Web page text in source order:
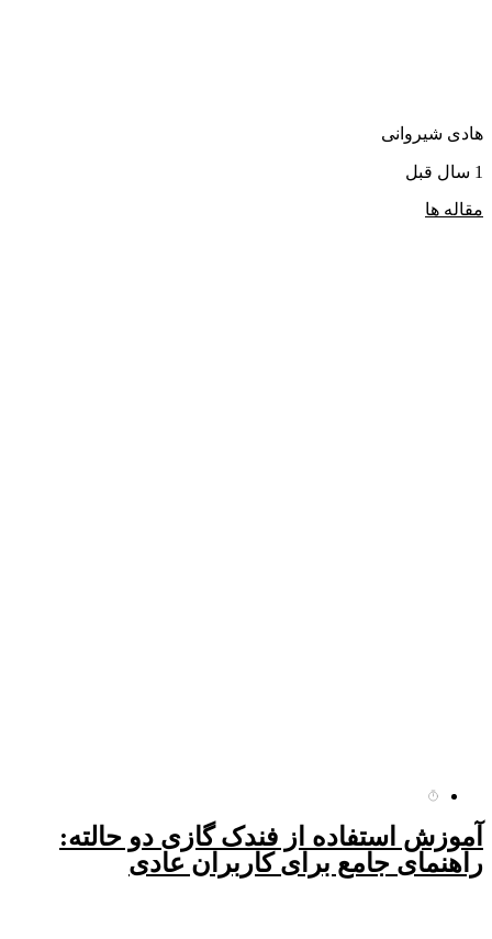
هادی شیروانی
1 سال قبل
مقاله ها
آموزش استفاده از فندک گازی دو حالته:
راهنمای جامع برای کاربران عادی